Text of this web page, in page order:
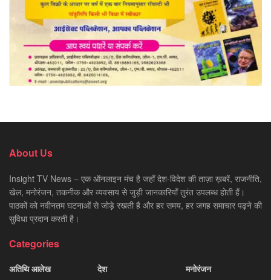
About Us
Insight TV News – एक ऑनलाइन मंच है जहाँ देश-विदेश की ताज़ा ख़बरें, राजनीति,
खेल, मनोरंजन, तकनीक और व्यवसाय से जुड़ी जानकारियाँ तुरंत उपलब्ध होती हैं।
पाठकों को नवीनतम घटनाओं से जोड़े रखती है और हर समय, हर जगह समाचार पढ़ने की
सुविधा प्रदान करती है।
Categories
अतिथि आलेख
देश
मनोरंजन